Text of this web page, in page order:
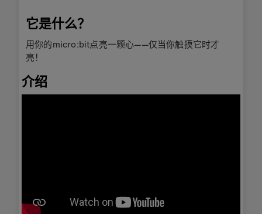
它是什么？
用你的micro:bit点亮一颗心——仅当你触摸它时才
亮！
介绍